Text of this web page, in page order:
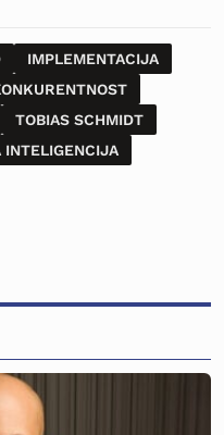
IMPLEMENTACIJA
TOBIAS SCHMIDT
INTELIGENCIJA